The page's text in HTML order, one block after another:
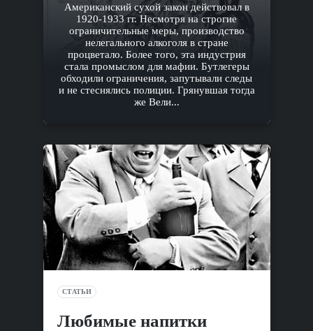
Американский сухой закон действовал в
1920-1933 гг. Несмотря на строгие
ограничительные меры, производство
нелегального алкоголя в стране
процветало. Более того, эта индустрия
стала промыслом для мафии. Бутлегеры
обходили ограничения, запутывали следы
и не стеснялись полиции. Грянувшая тогда
же Вели...
СТАТЬИ
Любимые напитки